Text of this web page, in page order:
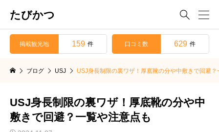
たびかつ 
掲載観光地 159 件 口コミ数 629 件
ブログ USJ USJ身長制限の裏ワザ！厚底靴の分や中敷きで回避
USJ身長制限の裏ワザ！厚底靴の分や中
敷きで回避？一覧や注意点も